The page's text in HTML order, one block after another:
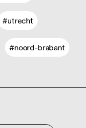
#utrecht
#noord-brabant